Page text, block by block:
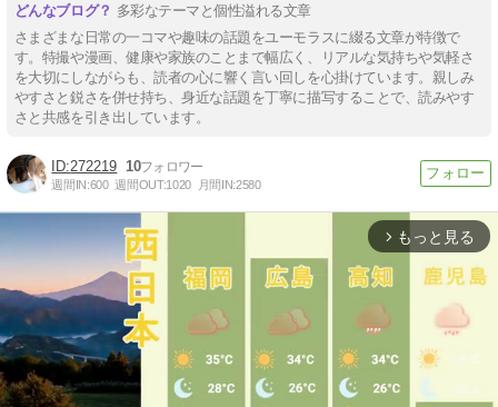
多彩なテーマと個性溢れる文章
さまざまな日常の一コマや趣味の話題をユーモラスに綴る文章が特徴で
す。特撮や漫画、健康や家族のことまで幅広く、リアルな気持ちや気軽さ
を大切にしながらも、読者の心に響く言い回しを心掛けています。親しみ
やすさと鋭さを併せ持ち、身近な話題を丁寧に描写することで、読みやす
さと共感を引き出しています。
272219 10
週間IN:600 週間OUT:1020 月間IN:2580
arrow_forward_ios もっと見る